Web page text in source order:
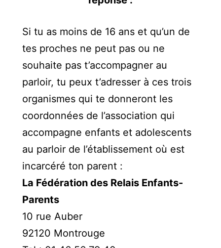
Si tu as moins de 16 ans et qu’un de
tes proches ne peut pas ou ne
souhaite pas t’accompagner au
parloir, tu peux t’adresser à ces trois
organismes qui te donneront les
coordonnées de l’association qui
accompagne enfants et adolescents
au parloir de l’établissement où est
incarcéré ton parent :
La Fédération des Relais Enfants-
Parents
10 rue Auber
92120 Montrouge